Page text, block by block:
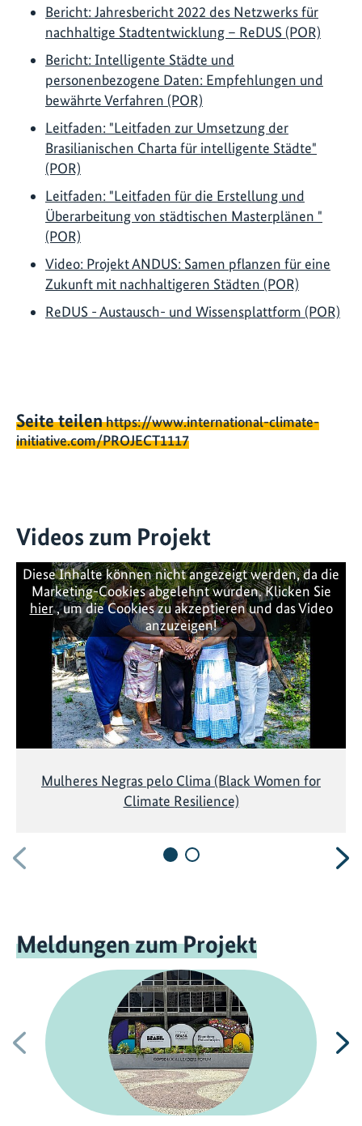
Bericht: Jahresbericht 2022 des Netzwerks für
nachhaltige Stadtentwicklung – ReDUS (POR)
Bericht: Intelligente Städte und
personenbezogene Daten: Empfehlungen und
bewährte Verfahren (POR)
Leitfaden: "Leitfaden zur Umsetzung der
Brasilianischen Charta für intelligente Städte"
(POR)
Leitfaden: "Leitfaden für die Erstellung und
Überarbeitung von städtischen Masterplänen "
(POR)
Video: Projekt ANDUS: Samen pflanzen für eine
Zukunft mit nachhaltigeren Städten (POR)
ReDUS - Austausch- und Wissensplattform (POR)
Seite teilenhttps://www.international-climate-
initiative.com/PROJECT1117
Videos zum Projekt
Vorherige
Diese Inhalte können nicht angezeigt werden, da die
Marketing-Cookies abgelehnt wurden. Klicken Sie
hier, um die Cookies zu akzeptieren und das Video
anzuzeigen!
Mulheres Negras pelo Clima (Black Women for
Climate Resilience)
Meldungen zum Projekt
Vorherige